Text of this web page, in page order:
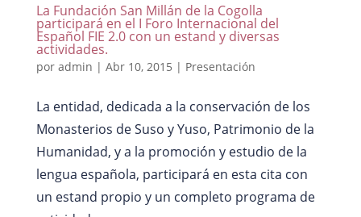
La Fundación San Millán de la Cogolla
participará en el I Foro Internacional del
Español FIE 2.0 con un estand y diversas
actividades.
por admin | Abr 10, 2015 | Presentación
La entidad, dedicada a la conservación de los
Monasterios de Suso y Yuso, Patrimonio de la
Humanidad, y a la promoción y estudio de la
lengua española, participará en esta cita con
un estand propio y un completo programa de